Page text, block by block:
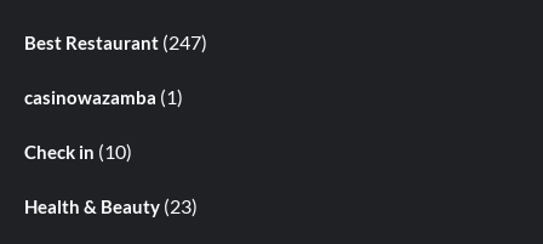
Best Restaurant (247)
casinowazamba (1)
Check in (10)
Health & Beauty (23)